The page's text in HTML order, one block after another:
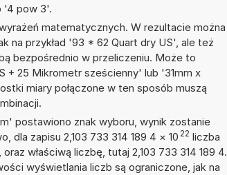
'4 pow 3'.
matematycznych. W rezultacie można
na przykład '93 * 62 Quart dry US', ale też
bezpośrednio w przeliczeniu. Może to
+ 25 Mikrometr sześcienny' lub '31mm x
miary połączone w ten sposób muszą
postawiono znak wyboru, wynik zostanie
dla zapisu 2,103 733 314 189 4 × 10 22 liczba
właściwą liczbę, tutaj 2,103 733 314 189 4.
wyświetlania liczb są ograniczone, jak na